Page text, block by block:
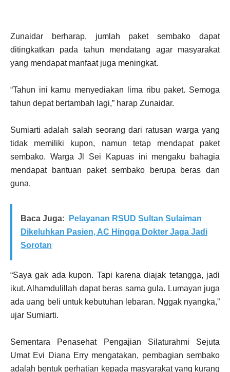
Zunaidar berharap, jumlah paket sembako dapat
ditingkatkan pada tahun mendatang agar masyarakat
yang mendapat manfaat juga meningkat.
“Tahun ini kamu menyediakan lima ribu paket. Semoga
tahun depat bertambah lagi,” harap Zunaidar.
Sumiarti adalah salah seorang dari ratusan warga yang
tidak memiliki kupon, namun tetap mendapat paket
sembako. Warga Jl Sei Kapuas ini mengaku bahagia
mendapat bantuan paket sembako berupa beras dan
guna.
Baca Juga:
Pelayanan RSUD Sultan Sulaiman
Dikeluhkan Pasien, AC Hingga Dokter Jaga Jadi
Sorotan
“Saya gak ada kupon. Tapi karena diajak tetangga, jadi
ikut. Alhamdulillah dapat beras sama gula. Lumayan juga
ada uang beli untuk kebutuhan lebaran. Nggak nyangka,”
ujar Sumiarti.
Sementara Penasehat Pengajian Silaturahmi Sejuta
Umat Evi Diana Erry mengatakan, pembagian sembako
adalah bentuk perhatian kepada masyarakat yang kurang